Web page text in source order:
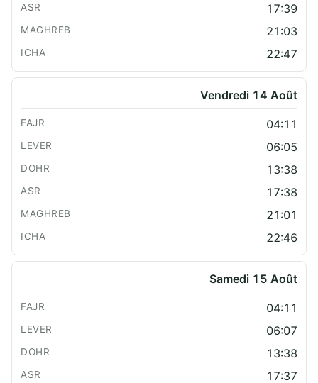
17:39
21:03
22:47
Vendredi 14 Août
04:11
06:05
13:38
17:38
21:01
22:46
Samedi 15 Août
04:11
06:07
13:38
17:37